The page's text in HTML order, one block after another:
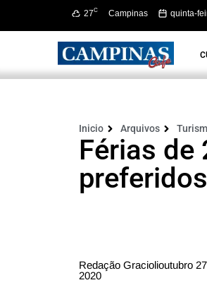
27C Campinas quinta-
Inicio Arquivos
Férias
Redação Graciolioutubro
2020